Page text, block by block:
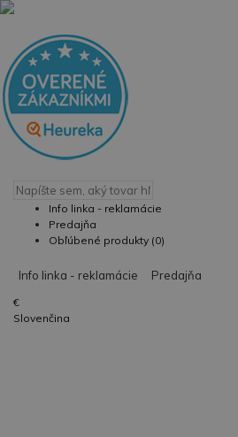
Info linka - reklamácie
Predajňa
Obľúbené produkty (0)
Info linka - reklamácie Predajňa
€
Slovenčina